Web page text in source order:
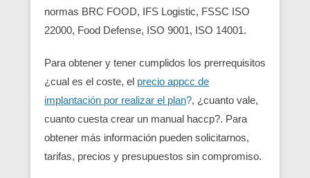
normas BRC FOOD, IFS Logistic, FSSC ISO
22000, Food Defense, ISO 9001, ISO 14001.
Para obtener y tener cumplidos los prerrequisitos
¿cual es el coste, el precio appcc de
implantación por realizar el plan?, ¿cuanto vale,
cuanto cuesta crear un manual haccp?. Para
obtener más información pueden solicitarnos,
tarifas, precios y presupuestos sin compromiso.